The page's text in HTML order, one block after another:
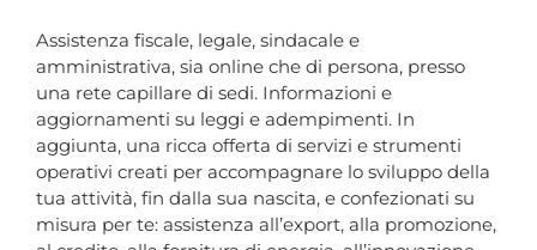
Assistenza fiscale, legale, sindacale e
amministrativa, sia online che di persona, presso
una rete capillare di sedi. Informazioni e
aggiornamenti su leggi e adempimenti. In
aggiunta, una ricca offerta di servizi e strumenti
operativi creati per accompagnare lo sviluppo della
tua attività, fin dalla sua nascita, e confezionati su
misura per te: assistenza all’export, alla promozione,